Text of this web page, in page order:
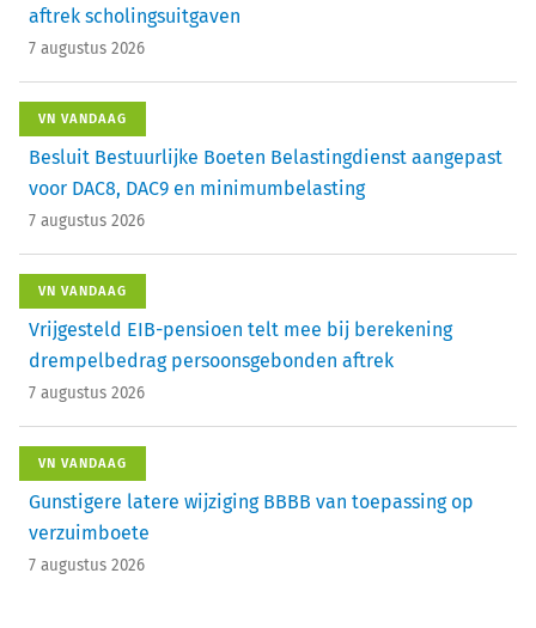
aftrek scholingsuitgaven
7 augustus 2026
VN VANDAAG
Besluit Bestuurlijke Boeten Belastingdienst aangepast
voor DAC8, DAC9 en minimumbelasting
7 augustus 2026
VN VANDAAG
Vrijgesteld EIB-pensioen telt mee bij berekening
drempelbedrag persoonsgebonden aftrek
7 augustus 2026
VN VANDAAG
Gunstigere latere wijziging BBBB van toepassing op
verzuimboete
7 augustus 2026